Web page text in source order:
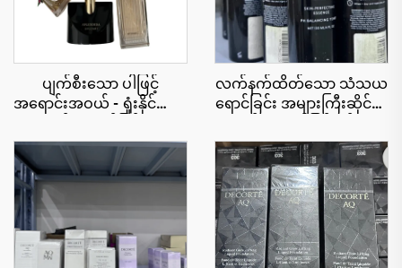
ပျက်စီးသော ပါဖြင့်
အရောင်းအဝယ် - ရှုံးနိုင်သော
ချက်များ
လက်နက်ထိတ်သော သံသယ
ရောင်ခြင်း အများကြီးဆိုင်ရာ
သော မျက်နှာအတွက်
အကောင်းဆုံး အများကြီး
ဆိုင်ရေး သံသယရောင်ခြင်း